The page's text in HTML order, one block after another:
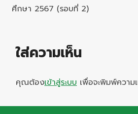
ศึกษา 2567 (รอบที่ 2)
ใส่ความเห็น
คุณต้องเข้าสู่ระบบ เพื่อจะพิมพ์ความ